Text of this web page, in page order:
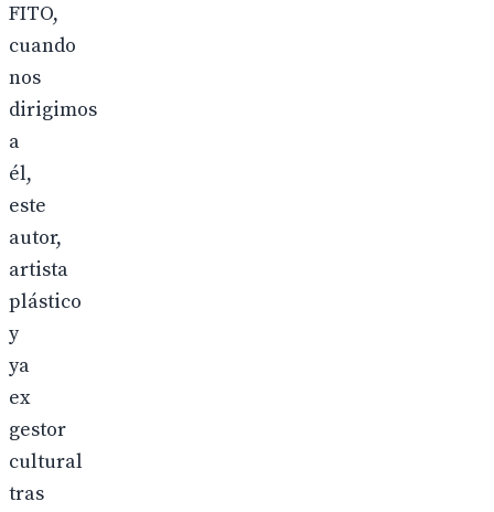
FITO,
cuando
nos
dirigimos
a
él,
este
autor,
artista
plástico
y
ya
ex
gestor
cultural
tras